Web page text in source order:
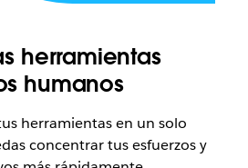
herramientas
humanos
herramientas en un solo
concentrar tus esfuerzos y